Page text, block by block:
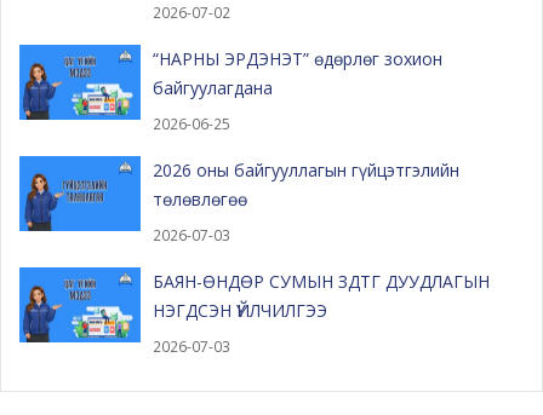
2026-07-02
“НАРНЫ ЭРДЭНЭТ” өдөрлөг зохион
байгуулагдана
2026-06-25
2026 оны байгууллагын гүйцэтгэлийн
төлөвлөгөө
2026-07-03
БАЯН-ӨНДӨР СУМЫН ЗДТГ ДУУДЛАГЫН
НЭГДСЭН ҮЙЛЧИЛГЭЭ
2026-07-03